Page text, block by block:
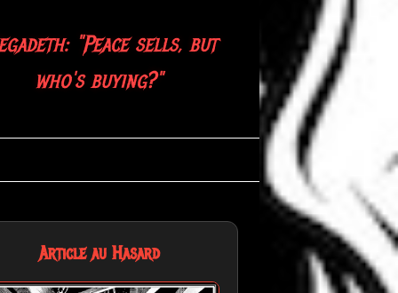
"Peace sells, but
who's buying?"
Article au Hasard